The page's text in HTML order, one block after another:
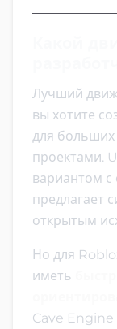
Лучший
вы хотите
для
проектами.
вариантом с
предлагает
открытым
Но для
иметь
Cave Engine